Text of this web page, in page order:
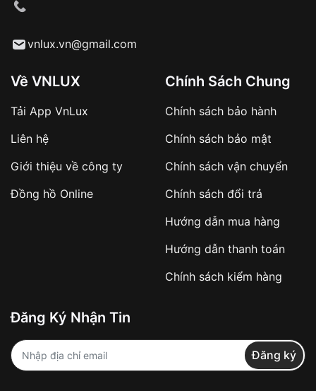
Từ khóa SEO:
sản phẩm đặc biệt
hàng
Số tiền còn lại thanh toán khi nhận hàng hoặc
✔️ Đảm bảo xử lý đơn hàng nhanh chóng
✔️ Hạn chế tình trạng hủy đơn không mong
Từ khóa SEO:
vnlux.vn@gmail.com
Về VNLUX
Tải App VnLux
Liên hệ
Giới thiệu về công ty
Đồng hồ Online
Chính Sách Chung
Chính sách bảo hành
Chính sách bảo mật
Chính sách vận chuyển
Chính sách đổi trả
Hướng dẫn mua hàng
Hướng dẫn thanh toán
Chính sách kiểm hàng
Đăng Ký Nhận Tin
Đăng ký